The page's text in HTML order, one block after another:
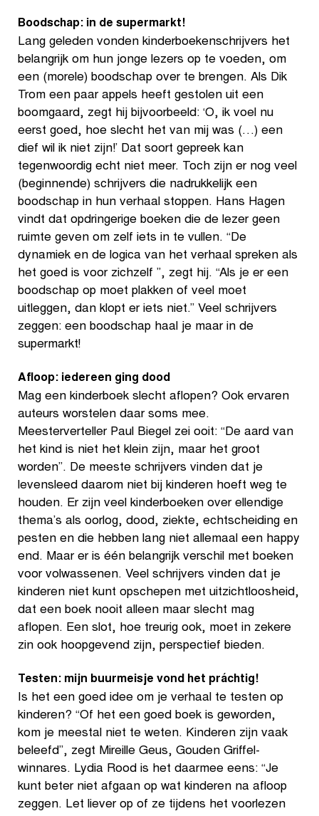
Boodschap: in de supermarkt!
Lang geleden vonden kinderboekenschrijvers het
belangrijk om hun jonge lezers op te voeden, om
een (morele) boodschap over te brengen. Als Dik
Trom een paar appels heeft gestolen uit een
boomgaard, zegt hij bijvoorbeeld: ‘O, ik voel nu
eerst goed, hoe slecht het van mij was (…) een
dief wil ik niet zijn!’ Dat soort gepreek kan
tegenwoordig echt niet meer. Toch zijn er nog veel
(beginnende) schrijvers die nadrukkelijk een
boodschap in hun verhaal stoppen. Hans Hagen
vindt dat opdringerige boeken die de lezer geen
ruimte geven om zelf iets in te vullen. “De
dynamiek en de logica van het verhaal spreken als
het goed is voor zichzelf ”, zegt hij. “Als je er een
boodschap op moet plakken of veel moet
uitleggen, dan klopt er iets niet.” Veel schrijvers
zeggen: een boodschap haal je maar in de
supermarkt!
Afloop: iedereen ging dood
Mag een kinderboek slecht aflopen? Ook ervaren
auteurs worstelen daar soms mee.
Meesterverteller Paul Biegel zei ooit: “De aard van
het kind is niet het klein zijn, maar het groot
worden”. De meeste schrijvers vinden dat je
levensleed daarom niet bij kinderen hoeft weg te
houden. Er zijn veel kinderboeken over ellendige
thema’s als oorlog, dood, ziekte, echtscheiding en
pesten en die hebben lang niet allemaal een happy
end. Maar er is één belangrijk verschil met boeken
voor volwassenen. Veel schrijvers vinden dat je
kinderen niet kunt opschepen met uitzichtloosheid,
dat een boek nooit alleen maar slecht mag
aflopen. Een slot, hoe treurig ook, moet in zekere
zin ook hoopgevend zijn, perspectief bieden.
Testen: mijn buurmeisje vond het práchtig!
Is het een goed idee om je verhaal te testen op
kinderen? “Of het een goed boek is geworden,
kom je meestal niet te weten. Kinderen zijn vaak
beleefd”, zegt Mireille Geus, Gouden Griffel-
winnares. Lydia Rood is het daarmee eens: “Je
kunt beter niet afgaan op wat kinderen na afloop
zeggen. Let liever op of ze tijdens het voorlezen